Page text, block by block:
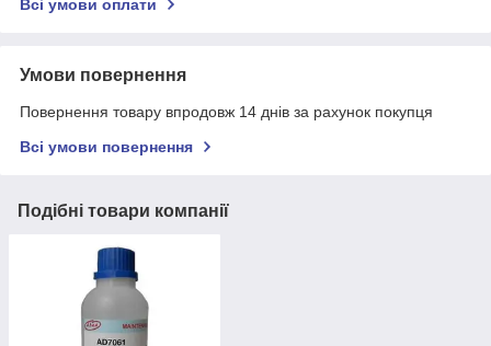
Всі умови оплати
Умови повернення
Повернення товару впродовж 14 днів за рахунок покупця
Всі умови повернення
Подібні товари компанії